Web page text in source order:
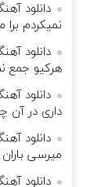
دانلود
نمیکردم
دانلود
هرکیو جمع
دانلود
داری در آن
دانلود
میرسی باران
دانلود